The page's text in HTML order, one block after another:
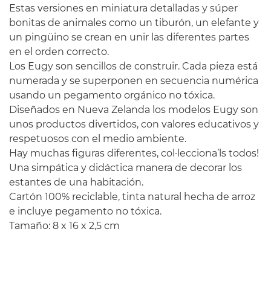
Estas versiones en miniatura detalladas y súper
bonitas de animales como un tiburón, un elefante y
un pingüino se crean en unir las diferentes partes
en el orden correcto.
Los Eugy son sencillos de construir. Cada pieza está
numerada y se superponen en secuencia numérica
usando un pegamento orgánico no tóxica.
Diseñados en Nueva Zelanda los modelos Eugy son
unos productos divertidos, con valores educativos y
respetuosos con el medio ambiente.
Hay muchas figuras diferentes, col·lecciona’ls todos!
Una simpática y didáctica manera de decorar los
estantes de una habitación.
Cartón 100% reciclable, tinta natural hecha de arroz
e incluye pegamento no tóxica.
Tamaño: 8 x 16 x 2,5 cm